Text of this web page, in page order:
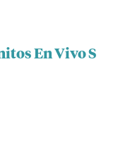
En Vivo S